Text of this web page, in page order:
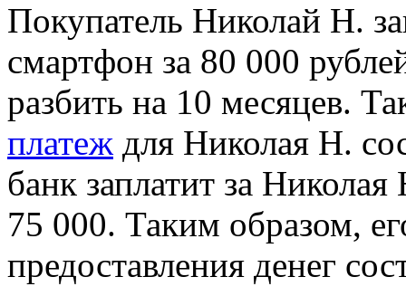
Покупатель Николай Н.
смартфон за 80 000
разбить на 10 месяцев.
платеж для Николая Н.
банк заплатит за
75 000. Таким образом,
предоставления денег